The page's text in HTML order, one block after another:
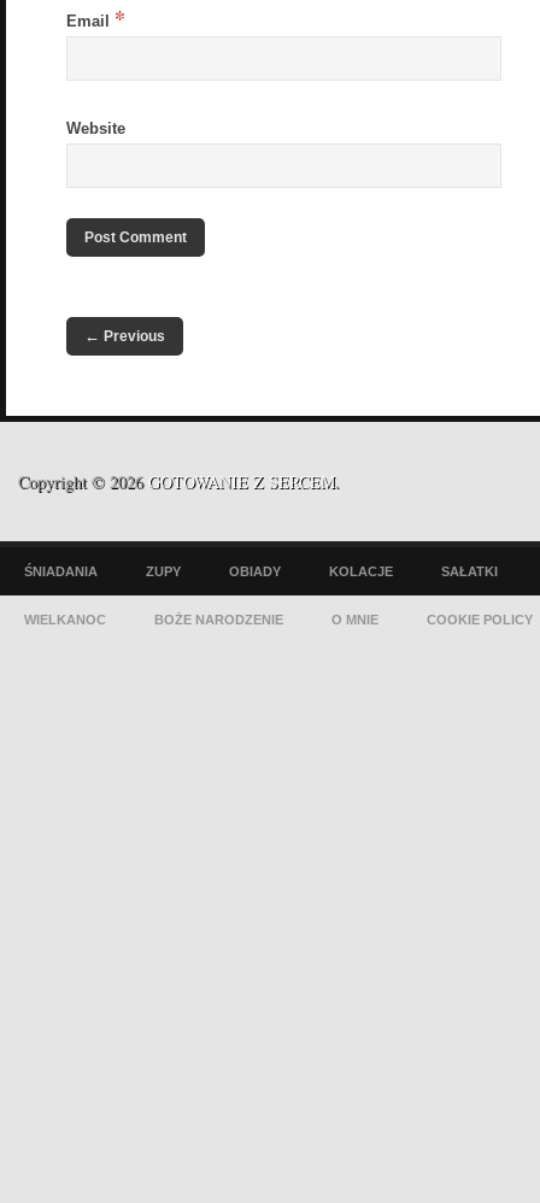
Email *
Website
← Previous
Copyright © 2026 GOTOWANIE Z SERCEM.
ŚNIADANIA ZUPY OBIADY KOLACJE SAŁATKI
WIELKANOC BOŻE NARODZENIE O MNIE COOKIE POLICY